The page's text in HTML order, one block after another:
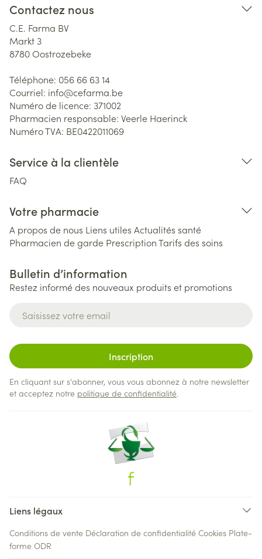
Contactez nous
C.E. Farma BV
Markt 3
8780Oostrozebeke
Téléphone: 056 66 63 14
Courriel: info@cefarma.be
Numéro de licence: 371002
Pharmacien responsable: Veerle Haerinck
Numéro TVA: BE0422011069
Service à la clientèle
FAQ
Votre pharmacie
A propos de nous Liens utiles Actualités santé
Pharmacien de garde PrescriptionTarifs des soins
Bulletin d’information
Restez informé des nouveaux produits et promotions
Inscription
En cliquant sur s'abonner, vous vous abonnez à notre newsletter
et acceptez notre politique de confidentialité.
Liens légaux
Conditions de vente Déclaration de confidentialité Cookies Plate-
forme ODR